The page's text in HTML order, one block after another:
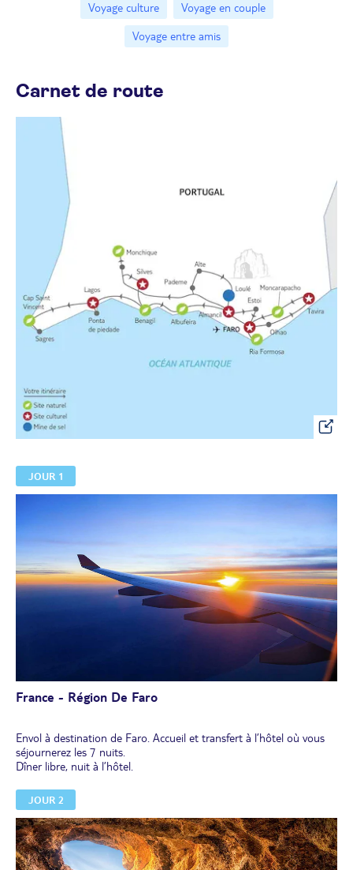
Voyage culture
Voyage en couple
Voyage entre amis
Carnet de route
JOUR 1
France - Région De Faro
Envol à destination de Faro. Accueil et transfert à l’hôtel où vous
séjournerez les 7 nuits.
Dîner libre, nuit à l’hôtel.
JOUR 2